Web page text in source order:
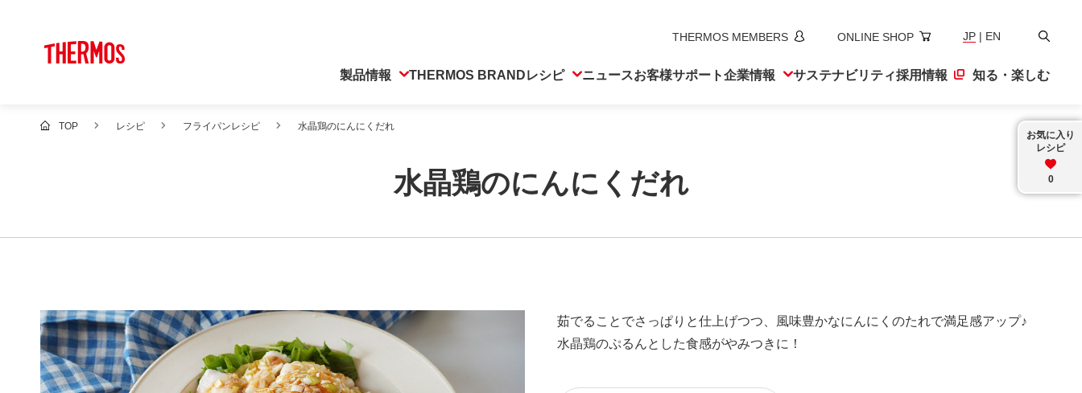
THERMOS MEMBERS ONLINE SHOP JP | EN
検
製品情報 THERMOS BRANDレシピ ニュースお客様サポート企業情報 サステナビリティ採用情報 知る・楽しむ
TOP レシピ フライパンレシピ 水晶鶏のにんにくだれ
水晶鶏のにんにくだれ
お気に入り
レシピ
0
茹でることでさっぱりと仕上げつつ、風味豊かなにんにくのたれで満足感アップ♪
水晶鶏のぷるんとした食感がやみつきに！